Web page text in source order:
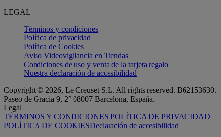
LEGAL
Términos y condiciones
Política de privacidad
Política de Cookies
Aviso Videovigilancia en Tiendas
Condiciones de uso y venta de la tarjeta regalo
Nuestra declaración de accesibilidad
Copyright © 2026, Le Creuset S.L. All rights reserved. B62153630.
Paseo de Gracia 9, 2° 08007 Barcelona, España.
Legal
TÉRMINOS Y CONDICIONES POLÍTICA DE PRIVACIDAD
POLÍTICA DE COOKIESDeclaración de accesibilidad